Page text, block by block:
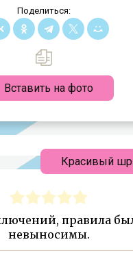
Поделиться:
Вставить на фото
правила
невыносимы.
Красивый